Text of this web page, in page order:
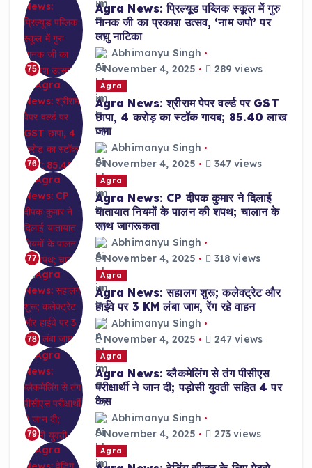
75
Agra News: प्रिल्यूड पब्लिक स्कूल में गुरु
नानक जी का प्रकाश उत्सव, ‘नाम जपो’ पर
लघु नाटिका
Abhimanyu Singh
November 4, 2025
289 views
76
Agra
Agra News: श्रीराम पेपर वर्ल्ड पर GST
छापा, 4 करोड़ का स्टॉक गायब; 85.40 लाख
जमा
Abhimanyu Singh
November 4, 2025
347 views
77
Agra
Agra News: CP दीपक कुमार ने दिलाई
यातायात नियमों के पालन की शपथ; चालान के
साथ जागरूकता
Abhimanyu Singh
November 4, 2025
318 views
78
Agra
Agra News: सहालग शुरू; कलेक्ट्रेट और
हाईवे पर 3 KM लंबा जाम, रेंग रहे वाहन
Abhimanyu Singh
November 4, 2025
247 views
79
Agra
Agra News: ब्लैकमेलिंग से तंग पीसीएस
परीक्षार्थी ने जान दी; पड़ोसी युवती सहित 4 पर
केस
Abhimanyu Singh
November 4, 2025
273 views
Agra